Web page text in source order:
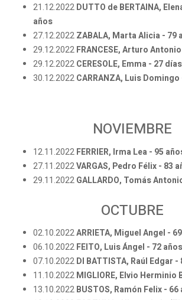
21.12.2022DUTTO de BERTAINA,
años
27.12.2022ZABALA, Marta Alicia - 79
29.12.2022FRANCESE, Arturo
29.12.2022CERESOLE, Emma - 27 días
30.12.2022CARRANZA, Luis
NOVIEMBRE
12.11.2022FERRIER, Irma Lea - 95
27.11.2022VARGAS, Pedro Félix - 83
29.11.2022GALLARDO, Tomás
OCTUBRE
02.10.2022ARRIETA, Miguel Angel -
06.10.2022FEITO, Luis Ángel - 72 años
07.10.2022DI BATTISTA, Raúl Edgar -
11.10.2022MIGLIORE, Elvio
13.10.2022BUSTOS, Ramón Felix - 66